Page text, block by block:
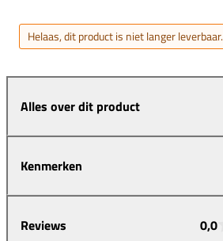
Helaas, dit product is niet langer leverbaar.
Alles over dit product
Kenmerken
Reviews 0,0